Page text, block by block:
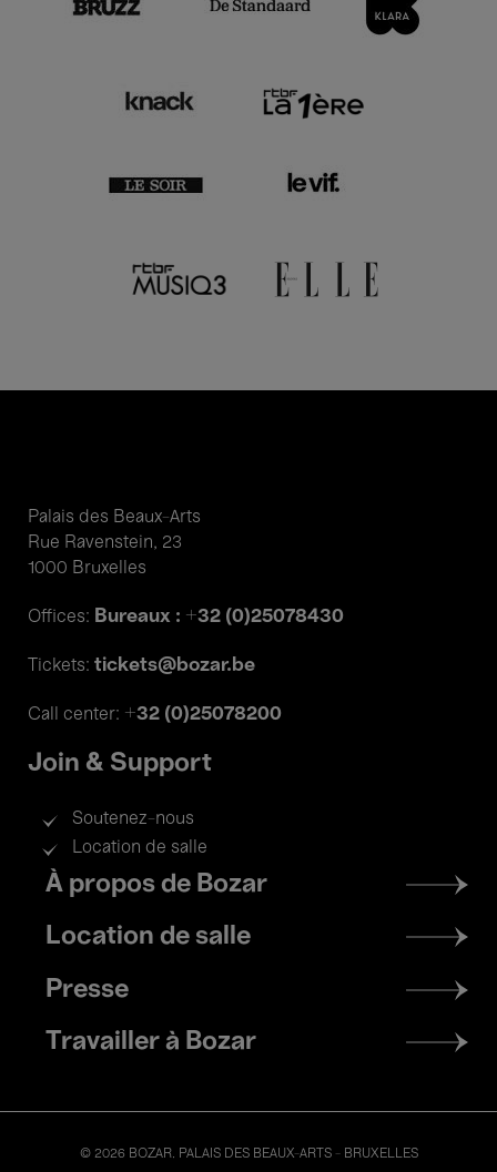
Palais des Beaux-Arts
Rue Ravenstein, 23
1000 Bruxelles
Offices: Bureaux : +32 (0)25078430
Tickets: tickets@bozar.be
Call center: +32 (0)25078200
Join & Support
Soutenez-nous
Location de salle
Footer
menu
À propos de Bozar
Location de salle
Presse
Travailler à Bozar
© 2026 BOZAR. PALAIS DES BEAUX-ARTS - BRUXELLES